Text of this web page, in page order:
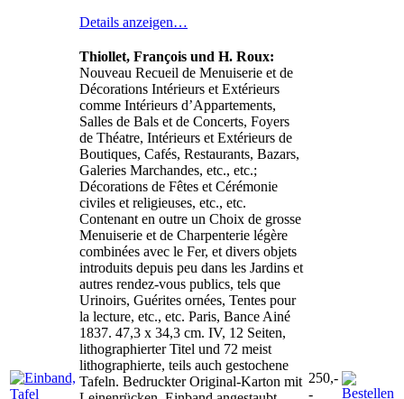
Details anzeigen…
Thiollet, François und H. Roux:
Nouveau Recueil de Menuiserie et de
Décorations Intérieurs et Extérieurs
comme Intérieurs d’Appartements,
Salles de Bals et de Concerts, Foyers
de Théatre, Intérieurs et Extérieurs de
Boutiques, Cafés, Restaurants, Bazars,
Galeries Marchandes, etc., etc.;
Décorations de Fêtes et Cérémonie
civiles et religieuses, etc., etc.
Contenant en outre un Choix de grosse
Menuiserie et de Charpenterie légère
combinées avec le Fer, et divers objets
introduits depuis peu dans les Jardins et
autres rendez-vous publics, tels que
Urinoirs, Guérites ornées, Tentes pour
la lecture, etc., etc. Paris, Bance Ainé
1837. 47,3 x 34,3 cm. IV, 12 Seiten,
lithographierter Titel und 72 meist
lithographierte, teils auch gestochene
Tafeln. Bedruckter Original-Karton mit 250,-
-